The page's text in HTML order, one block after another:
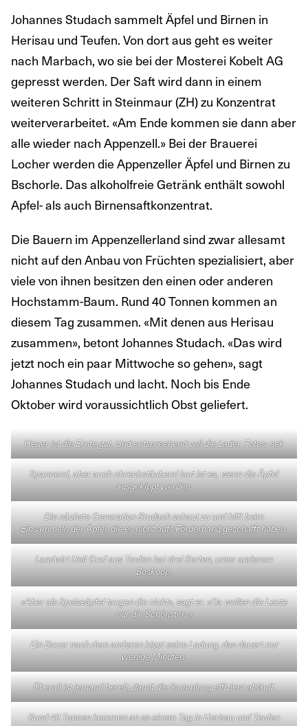
Johannes Studach sammelt Äpfel und Birnen in
Herisau und Teufen. Von dort aus geht es weiter
nach Marbach, wo sie bei der Mosterei Kobelt AG
gepresst werden. Der Saft wird dann in einem
weiteren Schritt in Steinmaur (ZH) zu Konzentrat
weiterverarbeitet. «Am Ende kommen sie dann aber
alle wieder nach Appenzell.» Bei der Brauerei
Locher werden die Appenzeller Äpfel und Birnen zu
Bschorle. Das alkoholfreie Getränk enthält sowohl
Apfel- als auch Birnensaftkonzentrat.
Die Bauern im Appenzellerland sind zwar allesamt
nicht auf den Anbau von Früchten spezialisiert, aber
viele von ihnen besitzen den einen oder anderen
Hochstamm-Baum. Rund 40 Tonnen kommen an
diesem Tag zusammen. «Mit denen aus Herisau
zusammen», betont Johannes Studach. «Das wird
jetzt noch ein paar Mittwoche so gehen», sagt
Johannes Studach und lacht. Noch bis Ende
Oktober wird voraussichtlich Obst geliefert.
Heuer ist die Ernte gut. Und entsprechend voll die Lader. Fotos: nek
Spannend, aber auch ohrenbetäubend laut ist es, wenn die Äpfel
ausgekippt werden.
Die nächste Generation Studach schaut zu und hilft beim
Einsammeln der Äpfel, die es nicht aufs Förderband geschafft haben.
Landwirt Ueli Graf aus Teufen hat drei Sorten, unter anderem
Boskoop.
«Aber als Speiseäpfel taugen die nicht», sagt er. «Da wollen die Leute
nur die Schönsten.»
Ein Bauer nach dem anderen kippt seine Ladung, das dauert nur
wenige Minuten.
Überall ist jemand bereit, damit die Sammlung effizient abläuft.
Rund 40 Tonnen kommen an so einem Tag in Herisau und Teufen